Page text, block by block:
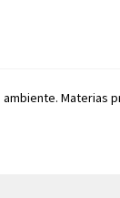
Materias